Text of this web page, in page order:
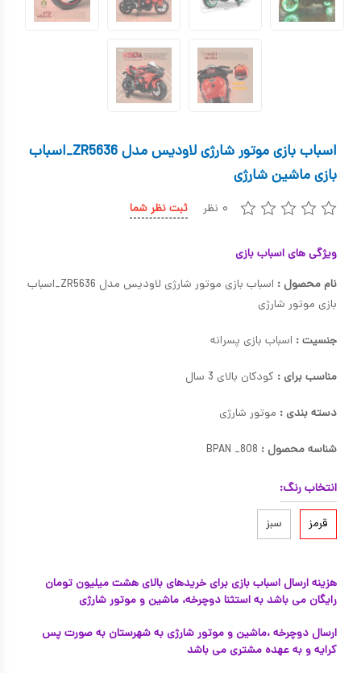
کیف و کوله پشتی
اسباب بازی علمی
اسباب بازی مشاغل
اتاق کودک
اسباب بازی موتور شارژی لاودیس مدل ZR5636_اسباب
بازی ماشین شارژی
۰ نظر ثبت نظر شما
ویژگی های اسباب بازی
نام محصول :
اسباب بازی موتور شارژی لاودیس مدل ZR5636_اسباب
بازی موتور شارژی
جنسیت : اسباب بازی پسرانه
مناسب برای : کودکان بالای 3 سال
دسته بندی : موتور شارژی
شناسه محصول : BPAN _808
انتخاب رنگ:
قرمز سبز
هزینه ارسال اسباب بازی برای خریدهای بالای هشت میلیون تومان
رایگان می باشد به استثنا دوچرخه، ماشین و موتور شارژی
ارسال دوچرخه ،ماشین و موتور شارژی به شهرستان به صورت پس
کرایه و به عهده مشتری می باشد